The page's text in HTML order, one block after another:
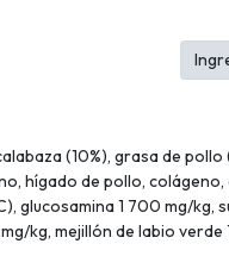
(10%), grasa de
hígado de pollo,
glucosamina 1 700 mg/
kg, mejillón de labio verde